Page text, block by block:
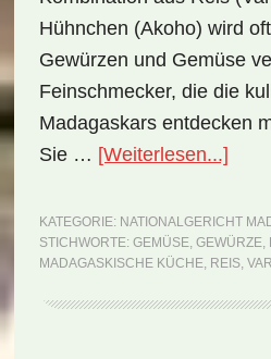
Hühnchen (Akoho) wird
Gewürzen und Gemüse
Feinschmecker, die die
Madagaskars entdecken
Sie … [Weiterlesen...]
Vary
sy
KATEGORIE: NATIONALGERICHT
STICHWORTE: GEMÜSE, GEWÜRZE,
MADAGASKISCHE KÜCHE, REIS,